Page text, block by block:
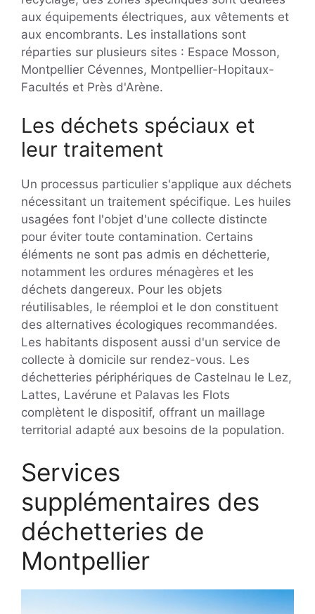
aux équipements électriques, aux vêtements et
aux encombrants. Les installations sont
réparties sur plusieurs sites : Espace Mosson,
Montpellier Cévennes, Montpellier-Hopitaux-
Facultés et Près d'Arène.
Les déchets spéciaux et
leur traitement
Un processus particulier s'applique aux déchets
nécessitant un traitement spécifique. Les huiles
usagées font l'objet d'une collecte distincte
pour éviter toute contamination. Certains
éléments ne sont pas admis en déchetterie,
notamment les ordures ménagères et les
déchets dangereux. Pour les objets
réutilisables, le réemploi et le don constituent
des alternatives écologiques recommandées.
Les habitants disposent aussi d'un service de
collecte à domicile sur rendez-vous. Les
déchetteries périphériques de Castelnau le Lez,
Lattes, Lavérune et Palavas les Flots
complètent le dispositif, offrant un maillage
territorial adapté aux besoins de la population.
Services
supplémentaires des
déchetteries de
Montpellier